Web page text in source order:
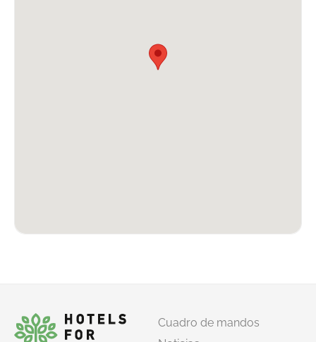
Cuadro de mandos